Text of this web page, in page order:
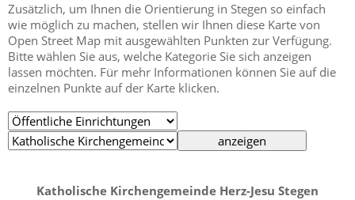
Zusätzlich, um Ihnen die Orientierung in Stegen so einfach
wie möglich zu machen, stellen wir Ihnen diese Karte von
Open Street Map mit ausgewählten Punkten zur Verfügung.
Bitte wählen Sie aus, welche Kategorie Sie sich anzeigen
lassen möchten. Für mehr Informationen können Sie auf die
einzelnen Punkte auf der Karte klicken.
Katholische Kirchengemeinde Herz-Jesu Stegen